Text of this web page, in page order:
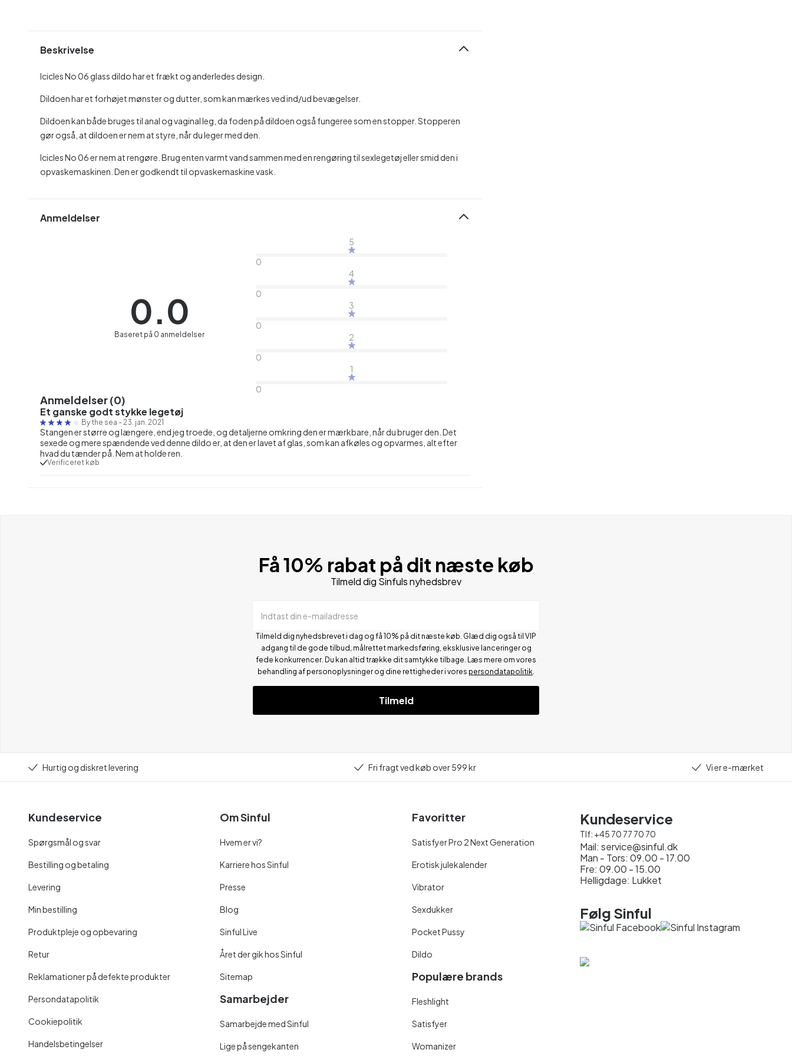
Beskrivelse
Icicles No 06 glass dildo har et frækt og anderledes design.
Dildoen har et forhøjet mønster og dutter, som kan mærkes ved ind/ud bevægelser.
Dildoen kan både bruges til anal og vaginal leg, da foden på dildoen også fungeree som en stopper. Stopperen
gør også, at dildoen er nem at styre, når du leger med den.
Icicles No 06 er nem at rengøre. Brug enten varmt vand sammen med en rengøring til sexlegetøj eller smid den i
opvaskemaskinen. Den er godkendt til opvaskemaskine vask.
Anmeldelser
0.0
Baseret på 0 anmeldelser
5
0
4
0
3
0
2
0
1
0
Anmeldelser (0)
Et ganske godt stykke legetøj
By the sea - 23. jan. 2021
Stangen er større og længere, end jeg troede, og detaljerne omkring den er mærkbare, når du bruger den. Det
sexede og mere spændende ved denne dildo er, at den er lavet af glas, som kan afkøles og opvarmes, alt efter
hvad du tænder på. Nem at holde ren.
Verificeret køb
Få 10% rabat på dit næste køb
Tilmeld dig Sinfuls nyhedsbrev
Indtast din e-mailadresse
Tilmeld dig nyhedsbrevet i dag og få 10% på dit næste køb. Glæd dig også til VIP
adgang til de gode tilbud, målrettet markedsføring, eksklusive lanceringer og
fede konkurrencer. Du kan altid trække dit samtykke tilbage. Læs mere om vores
behandling af personoplysninger og dine rettigheder i vores persondatapolitik
Tilmeld
Hurtig og diskret levering Fri fragt ved køb over 599 kr Vi er e-mærket
Kundeservice
Spørgsmål og svar
Bestilling og betaling
Levering
Min bestilling
Produktpleje og opbevaring
Retur
Reklamationer på defekte produkter
Persondatapolitik
Cookiepolitik
Handelsbetingelser
Om Sinful
Hvem er vi?
Karriere hos Sinful
Presse
Blog
Sinful Live
Året der gik hos Sinful
Sitemap
Samarbejder
Samarbejde med Sinful
Lige på sengekanten
Favoritter
Satisfyer Pro 2 Next Generation
Erotisk julekalender
Vibrator
Sexdukker
Pocket Pussy
Dildo
Populære brands
Fleshlight
Satisfyer
Womanizer
Kundeservice
Tlf: +45 70 77 70 70
Mail: service@sinful.dk
Man - Tors: 09.00 - 17.00
Fre: 09.00 - 15.00
Helligdage: Lukket
Følg Sinful